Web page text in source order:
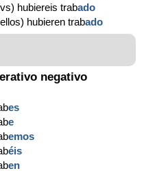
hubiereis trabado
hubieren trabado
negativo
es
e
emos
éis
en